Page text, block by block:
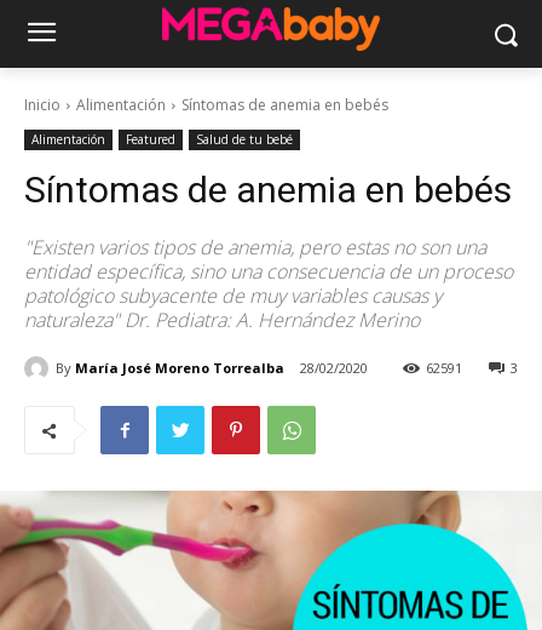
Inicio Alimentación Síntomas de anemia en bebés
Alimentación Featured Salud de tu bebé
Síntomas de anemia en bebés
"Existen varios tipos de anemia, pero estas no son una
entidad específica, sino una consecuencia de un proceso
patológico subyacente de muy variables causas y
naturaleza" Dr. Pediatra: A. Hernández Merino
By María José Moreno Torrealba 28/02/2020 3
62591